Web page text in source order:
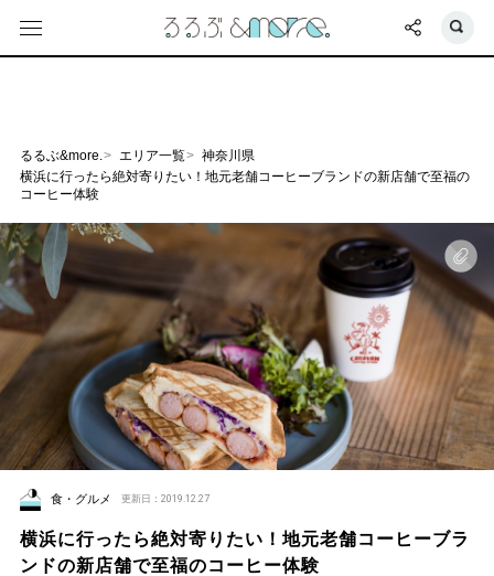
るるぶ&more. エリア一覧
神奈川県
横浜に行ったら絶対寄りたい！地元老舗コーヒーブランドの新店舗で至福の
コーヒー体験
食・グルメ 更新日：2019.12.27
横浜に行ったら絶対寄りたい！地元老舗コーヒーブラ
ンドの新店舗で至福のコーヒー体験